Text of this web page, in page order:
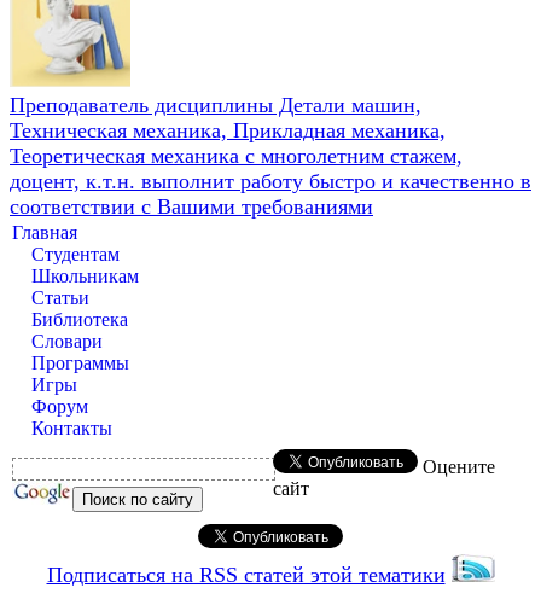
Преподаватель дисциплины Детали машин,
Техническая механика, Прикладная механика,
Теоретическая механика с многолетним стажем,
доцент, к.т.н. выполнит работу быстро и качественно в
соответствии с Вашими требованиями
Главная
Студентам
Школьникам
Статьи
Библиотека
Словари
Программы
Игры
Форум
Контакты
Оцените
сайт
Подписаться на RSS статей этой тематики